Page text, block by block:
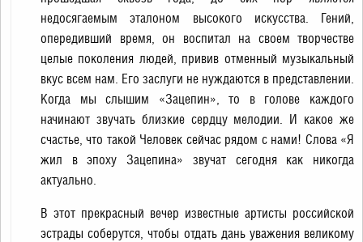
недосягаемым эталоном высокого искусства. Гений,
опередивший время, он воспитал на своем творчестве
целые поколения людей, привив отменный музыкальный
вкус всем нам. Его заслуги не нуждаются в представлении.
Когда мы слышим «Зацепин», то в голове каждого
начинают звучать близкие сердцу мелодии. И какое же
счастье, что такой Человек сейчас рядом с нами! Слова «Я
жил в эпоху Зацепина» звучат сегодня как никогда
актуально.
В этот прекрасный вечер известные артисты российской
эстрады соберутся, чтобы отдать дань уважения великому